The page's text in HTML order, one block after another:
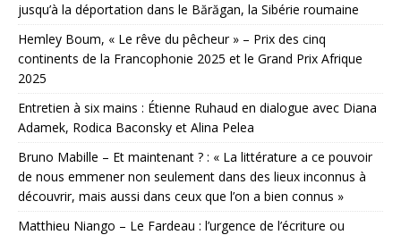
jusqu’à la déportation dans le Bărăgan, la Sibérie roumaine
Hemley Boum, « Le rêve du pêcheur » – Prix des cinq
continents de la Francophonie 2025 et le Grand Prix Afrique
2025
Entretien à six mains : Étienne Ruhaud en dialogue avec Diana
Adamek, Rodica Baconsky et Alina Pelea
Bruno Mabille – Et maintenant ? : « La littérature a ce pouvoir
de nous emmener non seulement dans des lieux inconnus à
découvrir, mais aussi dans ceux que l’on a bien connus »
Matthieu Niango – Le Fardeau : l’urgence de l’écriture ou